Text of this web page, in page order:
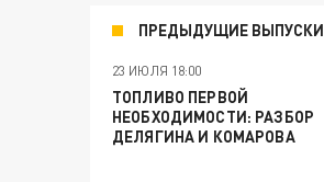
ПРЕДЫДУЩИЕ ВЫПУСКИ
23 ИЮЛЯ 18:00
ТОПЛИВО ПЕРВОЙ
НЕОБХОДИМОСТИ: РАЗБОР
ДЕЛЯГИНА И КОМАРОВА